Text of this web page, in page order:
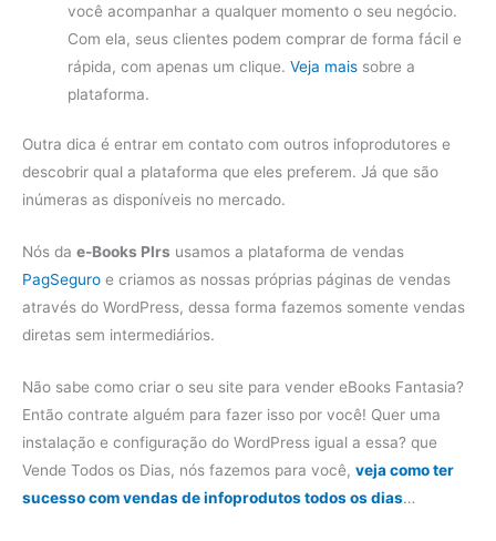
você acompanhar a qualquer momento o seu negócio.
Com ela, seus clientes podem comprar de forma fácil e
rápida, com apenas um clique.Veja mais sobre a
plataforma.
Outra dica é entrar em contato com outros infoprodutores e
descobrir qual a plataforma que eles preferem. Já que são
inúmeras as disponíveis no mercado.
Nós da e-Books Plrs usamos a plataforma de vendas
PagSeguro e criamos as nossas próprias páginas de vendas
através do WordPress, dessa forma fazemos somente vendas
diretas sem intermediários.
Não sabe como criar o seu site para vender eBooks Fantasia?
Então contrate alguém para fazer isso por você! Quer uma
instalação e configuração do WordPress igual a essa? que
Vende Todos os Dias, nós fazemos para você, veja como ter
sucesso com vendas de infoprodutos todos os dias…